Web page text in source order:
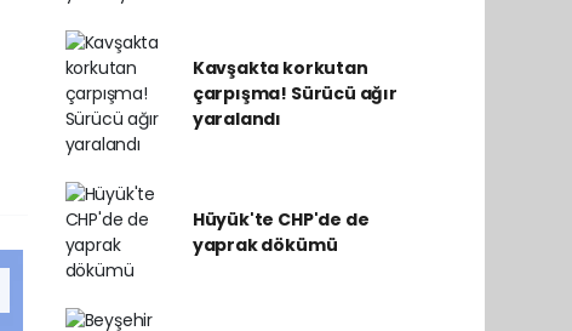
Kavşakta korkutan
çarpışma! Sürücü ağır
yaralandı
Hüyük'te CHP'de de
yaprak dökümü